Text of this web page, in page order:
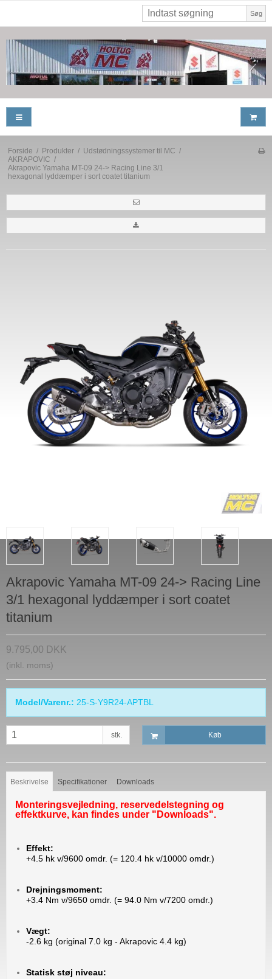
Søg
Forside / Produkter / Udstødningssystemer til MC /
AKRAPOVIC /
Akrapovic Yamaha MT-09 24-> Racing Line 3/1
hexagonal lyddæmper i sort coatet titanium
Akrapovic Yamaha MT-09 24-> Racing Line
3/1 hexagonal lyddæmper i sort coatet
titanium
9.795,00 DKK
(inkl. moms)
Model/Varenr.: 25-S-Y9R24-APTBL
stk. Køb
Beskrivelse Specifikationer Downloads
Monteringsvejledning, reservedelstegning og
effektkurve, kan findes under "Downloads".
Effekt:
+4.5 hk v/9600 omdr. (= 120.4 hk v/10000 omdr.)
Drejningsmoment:
+3.4 Nm v/9650 omdr. (= 94.0 Nm v/7200 omdr.)
Vægt:
-2.6 kg (original 7.0 kg - Akrapovic 4.4 kg)
Statisk støj niveau: